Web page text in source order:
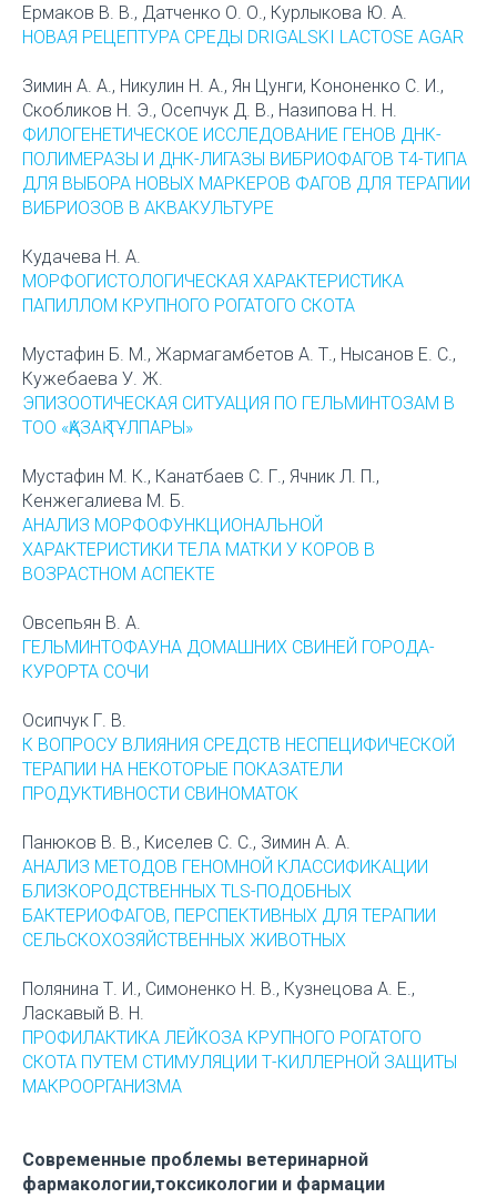
Ермаков В. В., Датченко О. О., Курлыкова Ю. А.
НОВАЯ РЕЦЕПТУРА СРЕДЫ DRIGALSKI LACTOSE AGAR
Зимин А. А., Никулин Н. А., Ян Цунги, Кононенко С. И.,
Скобликов Н. Э., Осепчук Д. В., Назипова Н. Н.
ФИЛОГЕНЕТИЧЕСКОЕ ИССЛЕДОВАНИЕ ГЕНОВ ДНК-
ПОЛИМЕРАЗЫ И ДНК-ЛИГАЗЫ ВИБРИОФАГОВ Т4-ТИПА
ДЛЯ ВЫБОРА НОВЫХ МАРКЕРОВ ФАГОВ ДЛЯ ТЕРАПИИ
ВИБРИОЗОВ В АКВАКУЛЬТУРЕ
Кудачева Н. А.
МОРФОГИСТОЛОГИЧЕСКАЯ ХАРАКТЕРИСТИКА
ПАПИЛЛОМ КРУПНОГО РОГАТОГО СКОТА
Мустафин Б. М., Жармагамбетов А. Т., Нысанов Е. С.,
Кужебаева У. Ж.
ЭПИЗООТИЧЕСКАЯ СИТУАЦИЯ ПО ГЕЛЬМИНТОЗАМ В
ТОО «ҚАЗАҚ ТҰЛПАРЫ»
Мустафин М. К., Канатбаев С. Г., Ячник Л. П.,
Кенжегалиева М. Б.
АНАЛИЗ МОРФОФУНКЦИОНАЛЬНОЙ
ХАРАКТЕРИСТИКИ ТЕЛА МАТКИ У КОРОВ В
ВОЗРАСТНОМ АСПЕКТЕ
Овсепьян В. А.
ГЕЛЬМИНТОФАУНА ДОМАШНИХ СВИНЕЙ ГОРОДА-
КУРОРТА СОЧИ
Осипчук Г. В.
К ВОПРОСУ ВЛИЯНИЯ СРЕДСТВ НЕСПЕЦИФИЧЕСКОЙ
ТЕРАПИИ НА НЕКОТОРЫЕ ПОКАЗАТЕЛИ
ПРОДУКТИВНОСТИ СВИНОМАТОК
Панюков В. В., Киселев С. С., Зимин А. А.
АНАЛИЗ МЕТОДОВ ГЕНОМНОЙ КЛАССИФИКАЦИИ
БЛИЗКОРОДСТВЕННЫХ TLS-ПОДОБНЫХ
БАКТЕРИОФАГОВ, ПЕРСПЕКТИВНЫХ ДЛЯ ТЕРАПИИ
СЕЛЬСКОХОЗЯЙСТВЕННЫХ ЖИВОТНЫХ
Полянина Т. И., Симоненко Н. В., Кузнецова А. Е.,
Ласкавый В. Н.
ПРОФИЛАКТИКА ЛЕЙКОЗА КРУПНОГО РОГАТОГО
СКОТА ПУТЕМ СТИМУЛЯЦИИ Т-КИЛЛЕРНОЙ ЗАЩИТЫ
МАКРООРГАНИЗМА
Современные проблемы ветеринарной
фармакологии,токсикологии и фармации